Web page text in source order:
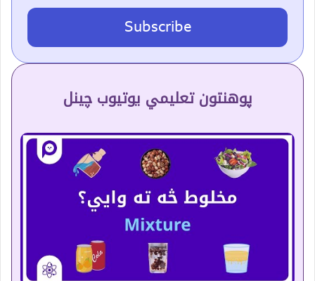
Subscribe
پوهنتون تعلیمي یوتیوب چینل